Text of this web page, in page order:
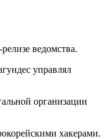
ведомства.
управлял
организации
хакерами.